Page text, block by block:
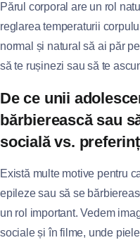
Părul corporal are un rol
reglarea temperaturii
normal și natural să ai păr
să te rușinezi sau să te
De ce unii
bărbierească sau
socială vs.
Există multe motive pentru
epileze sau să se
un rol important. Vedem
sociale și în filme, unde